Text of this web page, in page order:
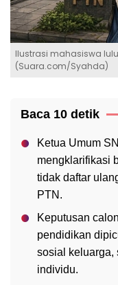
Ilustrasi mahasiswa
(Suara.com/Syahda)
Baca 10 detik
Ketua Umum
mengklarifikasi
tidak daftar
PTN.
Keputusan
pendidikan
sosial keluarga,
individu.